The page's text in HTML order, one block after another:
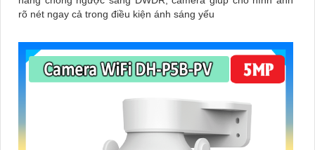
rõ nét ngay cả trong điều kiện ánh sáng yếu